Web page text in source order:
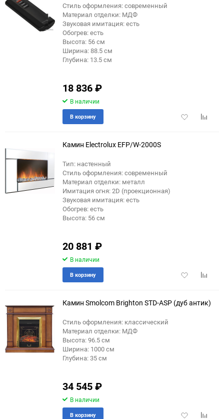
Стиль оформления: современный
Материал отделки: МДФ
Звуковая имитация: есть
Обогрев: есть
Высота: 56 см
Ширина: 88.5 см
Глубина: 13.5 см
18 836₽
В наличии
Добавить
В корзину
Камин Electrolux EFP/W-2000S
Тип: настенный
Стиль оформления: современный
Материал отделки: металл
Имитация огня: 2D (проекционная)
Звуковая имитация: есть
Обогрев: есть
Высота: 56 см
20 881 ₽
В наличии
Добавить
В корзину
Камин Smolcom Brighton STD-ASP (дуб антик)
Стиль оформления: классический
Материал отделки: МДФ
Высота: 96.5 см
Ширина: 1000 см
Глубина: 35 см
34 545₽
В наличии
Добавить
В корзину